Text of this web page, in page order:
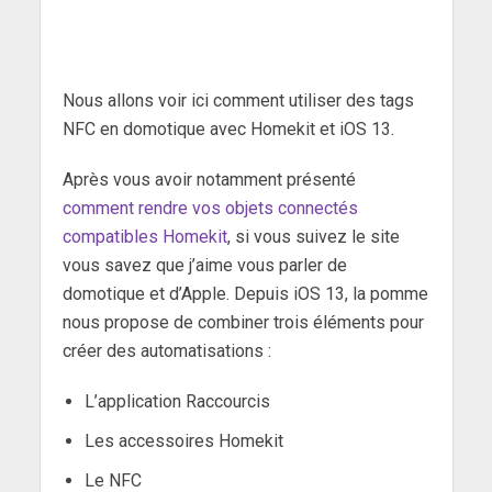
Nous allons voir ici comment utiliser des tags
NFC en domotique avec Homekit et iOS 13.
Après vous avoir notamment présenté
comment rendre vos objets connectés
compatibles Homekit, si vous suivez le site
vous savez que j’aime vous parler de
domotique et d’Apple. Depuis iOS 13, la pomme
nous propose de combiner trois éléments pour
créer des automatisations :
L’application Raccourcis
Les accessoires Homekit
Le NFC